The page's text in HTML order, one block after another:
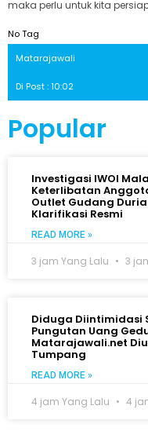
maka perlu untuk kita
No Tag
Matarajawali
Di Post : 10:02
Popular
Investigasi IWOI
Keterlibatan
Outlet Gudang
Klarifikasi Resmi
READ MORE »
3 jam Yang Lalu 3
Diduga Diintimidasi
Pungutan Uang
Matarajawali.net
Tumpang
READ MORE »
4 jam Yang Lalu 4